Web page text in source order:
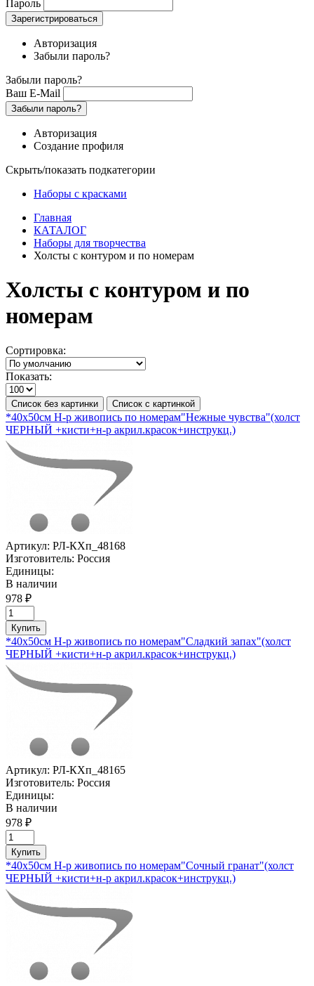
Пароль
Зарегистрироваться
Авторизация
Забыли пароль?
Забыли пароль?
Ваш E-Mail
Забыли пароль?
Авторизация
Создание профиля
Скрыть/показать подкатегории
Наборы с красками
Главная
КАТАЛОГ
Наборы для творчества
Холсты с контуром и по номерам
Холсты с контуром и по
номерам
Сортировка:
Показать:
Список без картинки Список с картинкой
*40х50см Н-р живопись по номерам"Нежные чувства"(холст
ЧЕРНЫЙ +кисти+н-р акрил.красок+инструкц.)
Артикул: РЛ-КХп_48168
Изготовитель: Россия
Единицы:
В наличии
978 ₽
Купить
*40х50см Н-р живопись по номерам"Сладкий запах"(холст
ЧЕРНЫЙ +кисти+н-р акрил.красок+инструкц.)
Артикул: РЛ-КХп_48165
Изготовитель: Россия
Единицы:
В наличии
978 ₽
Купить
*40х50см Н-р живопись по номерам"Сочный гранат"(холст
ЧЕРНЫЙ +кисти+н-р акрил.красок+инструкц.)